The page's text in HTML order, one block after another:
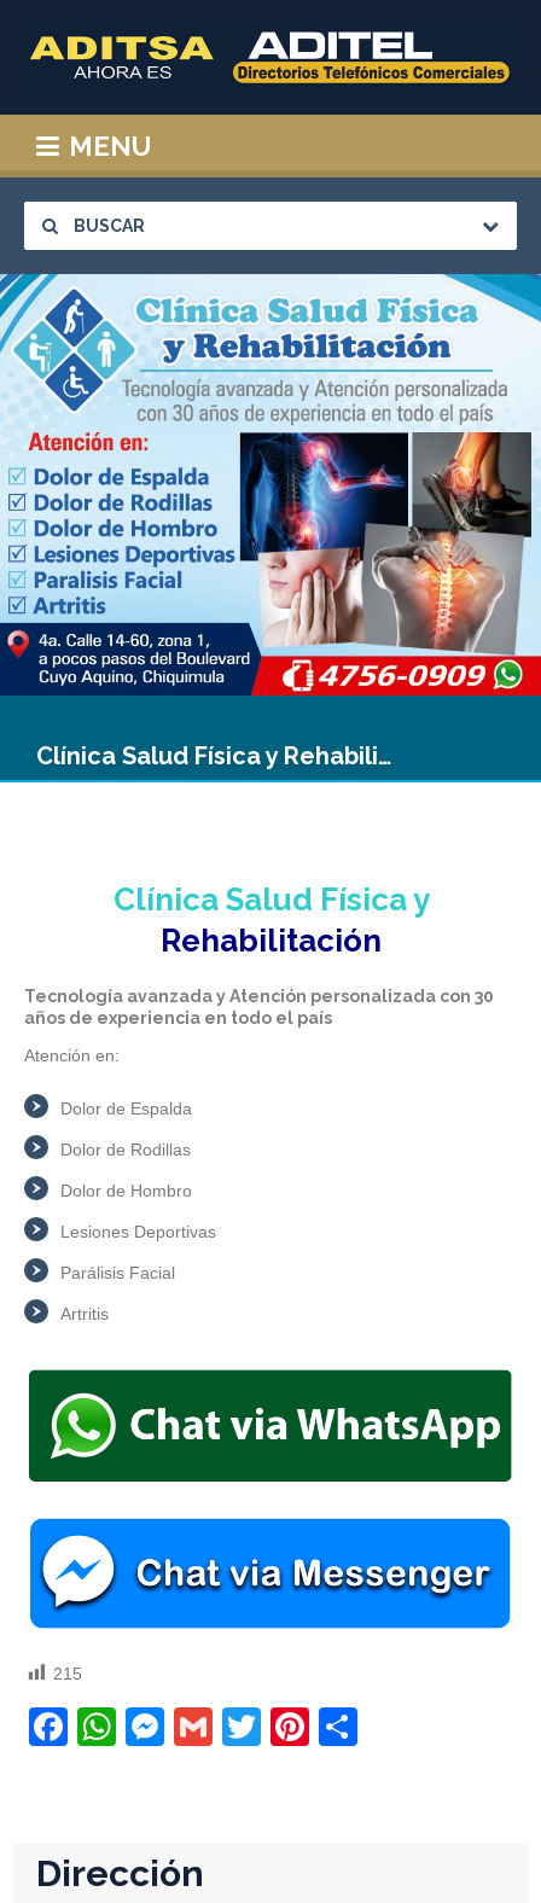
MENU
BUSCAR
Clínica Salud Física y Rehabilitación
Clínica Salud Física y
Rehabilitación
Tecnología avanzada y Atención personalizada con 30
años de experiencia en todo el país
Atención en:
Dolor de Espalda
Dolor de Rodillas
Dolor de Hombro
Lesiones Deportivas
Parálisis Facial
Artritis
215
Facebook
WhatsApp
Messenger
GmailTwitterPinterest
Dirección